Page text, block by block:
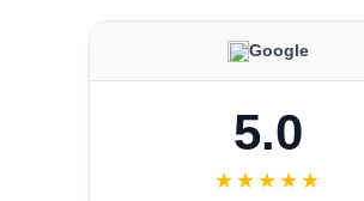
Google
5.0
★★★★★